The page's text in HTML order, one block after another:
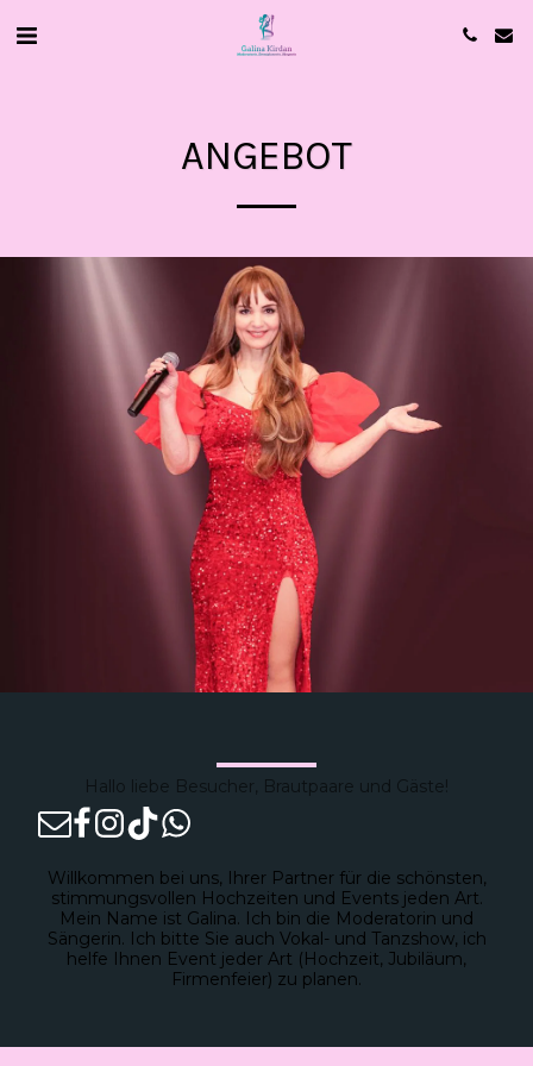
ANGEBOT
Hallo liebe Besucher, Brautpaare und Gäste!
Willkommen bei uns, Ihrer Partner für die schönsten,
stimmungsvollen Hochzeiten und Events jeden Art.
Mein Name ist Galina. Ich bin die Moderatorin und
Sängerin. Ich bitte Sie auch Vokal- und Tanzshow, ich
helfe Ihnen Event jeder Art (Hochzeit, Jubiläum,
Firmenfeier) zu planen.